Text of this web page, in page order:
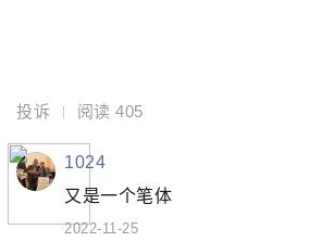
投诉 阅读 405
1024
又是一个笔体
2022-11-25